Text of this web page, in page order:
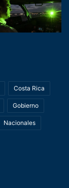
Costa Rica
Gobierno
Nacionales